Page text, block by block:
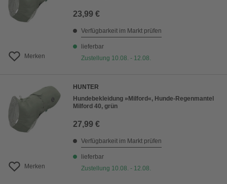
Merken
23,99 €
Verfügbarkeit im Markt prüfen
lieferbar
Zustellung 10.08. - 12.08.
Merken
HUNTER
Hundebekleidung »Milford«, Hunde-Regenmantel
Milford 40, grün
27,99 €
Verfügbarkeit im Markt prüfen
lieferbar
Zustellung 10.08. - 12.08.